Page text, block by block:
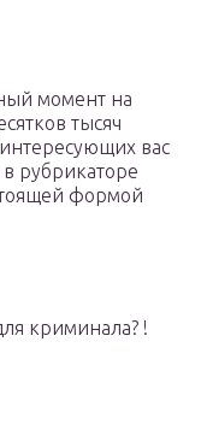
момент на
тысяч
вас
рубрикаторе
формой
криминала? !